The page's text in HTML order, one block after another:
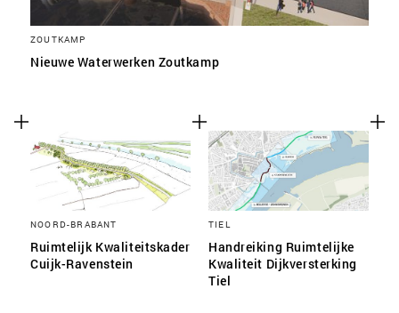
ZOUTKAMP
Nieuwe Waterwerken Zoutkamp
NOORD-BRABANT
Ruimtelijk Kwaliteitskader
Cuijk-Ravenstein
TIEL
Handreiking Ruimtelijke
Kwaliteit Dijkversterking
Tiel